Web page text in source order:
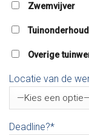
Zwemvijver
Tuinonderhoud
Overige
Locatie van de
Deadline?*